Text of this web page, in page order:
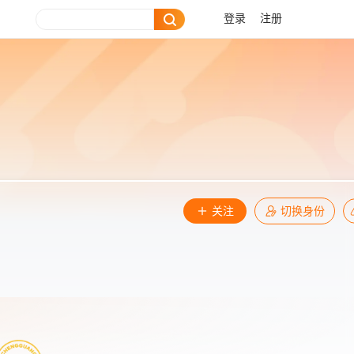
登录 注册
关注 切换身份